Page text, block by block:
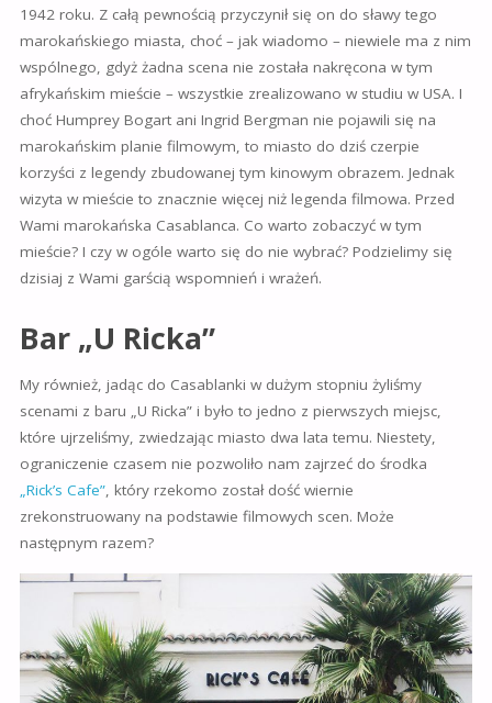
1942 roku. Z całą pewnością przyczynił się on do sławy tego
marokańskiego miasta, choć – jak wiadomo – niewiele ma z nim
wspólnego, gdyż żadna scena nie została nakręcona w tym
afrykańskim mieście – wszystkie zrealizowano w studiu w USA. I
choć Humprey Bogart ani Ingrid Bergman nie pojawili się na
marokańskim planie filmowym, to miasto do dziś czerpie
korzyści z legendy zbudowanej tym kinowym obrazem. Jednak
wizyta w mieście to znacznie więcej niż legenda filmowa. Przed
Wami marokańska Casablanca. Co warto zobaczyć w tym
mieście? I czy w ogóle warto się do nie wybrać? Podzielimy się
dzisiaj z Wami garścią wspomnień i wrażeń.
Bar „U Ricka”
My również, jadąc do Casablanki w dużym stopniu żyliśmy
scenami z baru „U Ricka” i było to jedno z pierwszych miejsc,
które ujrzeliśmy, zwiedzając miasto dwa lata temu. Niestety,
ograniczenie czasem nie pozwoliło nam zajrzeć do środka
„Rick’s Cafe”, który rzekomo został dość wiernie
zrekonstruowany na podstawie filmowych scen. Może
następnym razem?